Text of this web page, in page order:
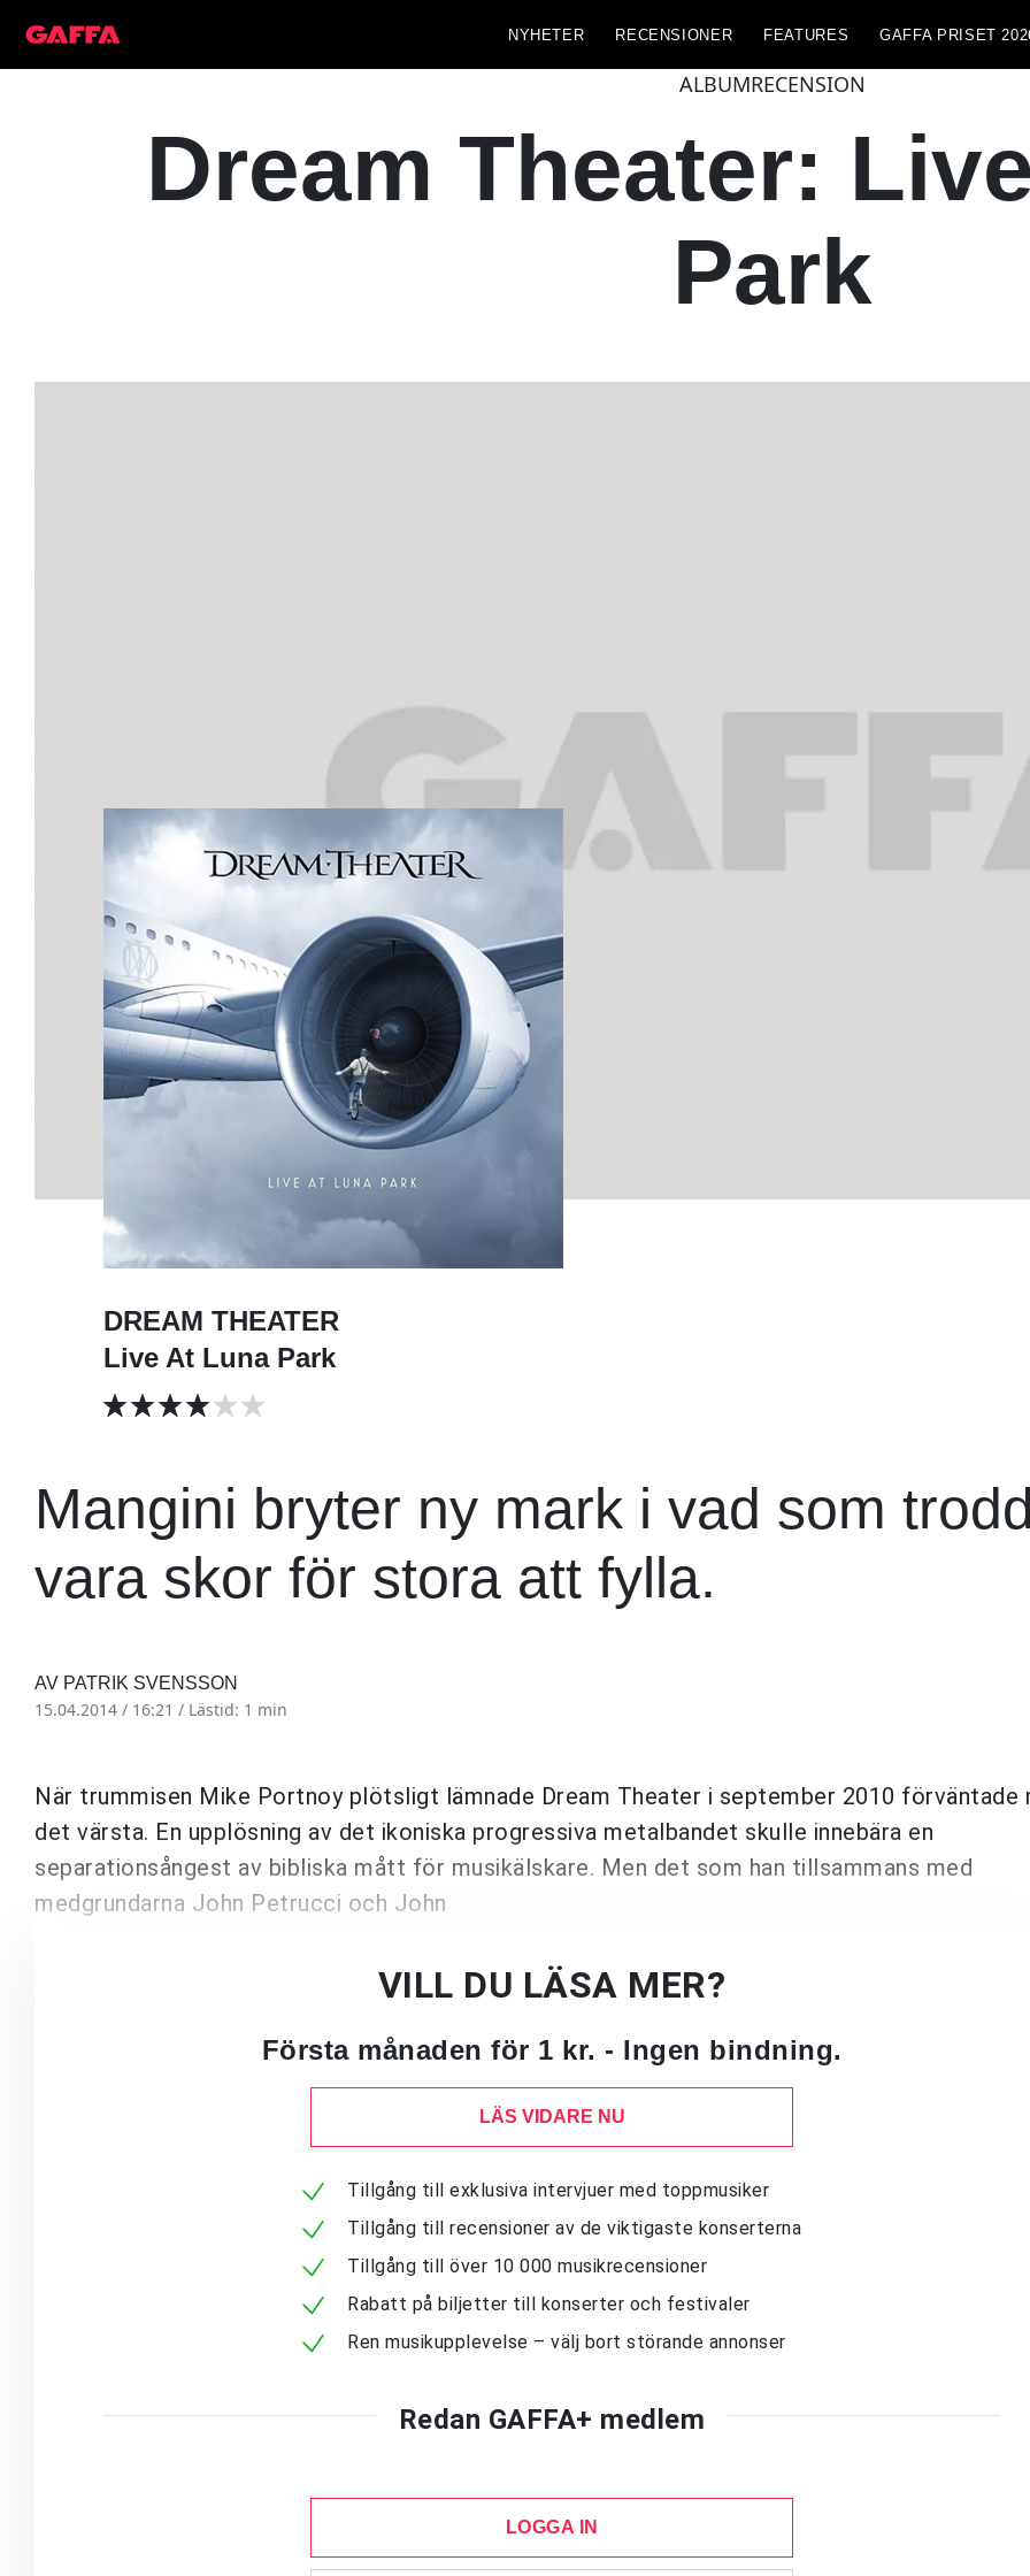
NYHETER RECENSIONER FEATURES GAFFA PRISET
ALBUMRECENSION
Dream Theater:
Park
DREAM THEATER
Live At Luna Park
Mangini bryter ny mark i vad som
vara skor för stora att fylla.
AV PATRIK SVENSSON
15.04.2014 / 16:21 / Lästid: 1 min
När trummisen Mike Portnoy plötsligt lämnade Dream Theater i september 2010 förväntade
det värsta. En upplösning av det ikoniska progressiva metalbandet skulle innebära en
separationsångest av bibliska mått för musikälskare. Men det som han tillsammans med
medgrundarna John Petrucci och John
VILL DU LÄSA MER?
Första månaden för 1 kr. - Ingen bindning.
LÄS VIDARE NU
Tillgång till exklusiva intervjuer med toppmusiker
Tillgång till recensioner av de viktigaste konserterna
Tillgång till över 10 000 musikrecensioner
Rabatt på biljetter till konserter och festivaler
Ren musikupplevelse – välj bort störande annonser
Redan GAFFA+ medlem
LOGGA IN